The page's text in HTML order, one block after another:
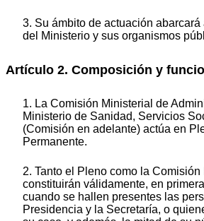
3. Su ámbito de actuación
del Ministerio y sus organismos
Artículo 2. Composición y
1. La Comisión Ministerial de
Ministerio de Sanidad, Servicios
(Comisión en adelante) actúa en
Permanente.
2. Tanto el Pleno como la
constituirán válidamente, en
cuando se hallen presentes las
Presidencia y la Secretaría, o